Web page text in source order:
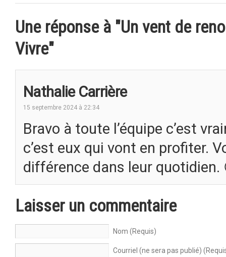
Une réponse à "Un vent de
Vivre"
Nathalie Carrière
15 septembre 2024 à 22:34
Bravo à toute l’équipe c’est
c’est eux qui vont en profiter.
différence dans leur
Laisser un commentaire
Nom (Requis)
Courriel (ne sera pas publié)